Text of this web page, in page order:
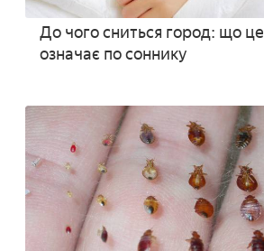
До чого сниться город: що це
означає по соннику